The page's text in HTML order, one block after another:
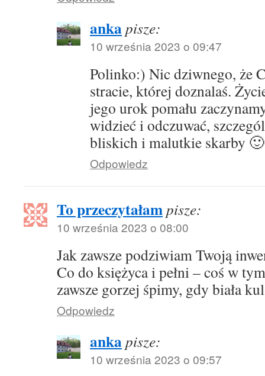
ankapisze:
10 września 2023 o 09:47
Polinko:) Nic dziwnego, że
stracie, której doznalaś.
jego urok pomału
widzieć i odczuwać,
bliskich i malutkie skarby
Odpowiedz
To przeczytałampisze:
10 września 2023 o 08:00
Jak zawsze podziwiam Twoją
Co do księżyca i pełni – coś w
zawsze gorzej śpimy, gdy biała
Odpowiedz
ankapisze:
10 września 2023 o 09:57